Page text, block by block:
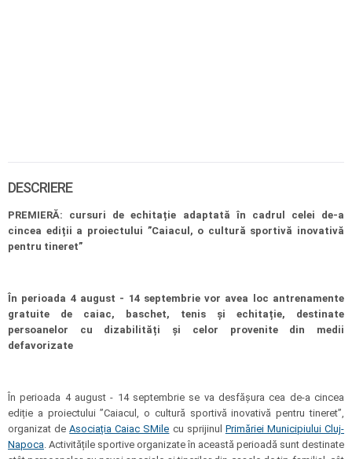
DESCRIERE
PREMIERĂ: cursuri de echitație adaptată în cadrul celei de-a
cincea ediții a proiectului ”Caiacul, o cultură sportivă inovativă
pentru tineret”
În perioada 4 august - 14 septembrie vor avea loc antrenamente
gratuite de caiac, baschet, tenis și echitație, destinate
persoanelor cu dizabilități și celor provenite din medii
defavorizate
În perioada 4 august - 14 septembrie se va desfășura cea de-a cincea
ediție a proiectului ”Caiacul, o cultură sportivă inovativă pentru tineret”,
organizat deAsociația Caiac SMile cu sprijinul Primăriei Municipiului Cluj-
Napoca. Activitățile sportive organizate în această perioadă sunt destinate